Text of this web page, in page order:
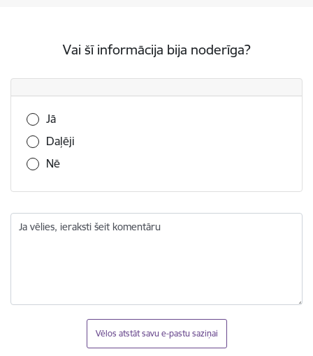
Vai šī informācija bija noderīga?
Vai šī informācija bija noderīga?
Jā
Daļēji
Nē
Ja vēlies, ieraksti šeit komentāru
Vēlos atstāt savu e-pastu saziņai